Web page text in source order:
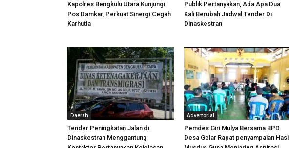
Kapolres Bengkulu Utara Kunjungi
Pos Damkar, Perkuat Sinergi Cegah
Karhutla
Publik Pertanyakan, Ada Apa Dua
Kali Berubah Jadwal Tender Di
Dinaskestran
Daerah
Tender Peningkatan Jalan di
Dinaskestran Menggantung
Advertorial
Pemdes Giri Mulya Bersama BPD
Desa Gelar Rapat penyampaian Hasil